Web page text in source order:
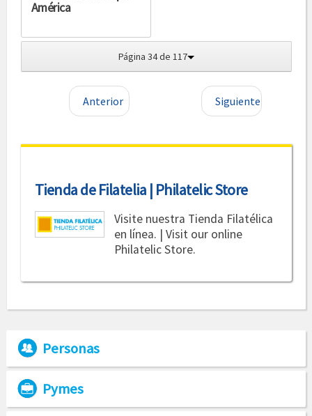
América
Página 34 de 117
Anterior Siguiente
Tienda de Filatelia | Philatelic Store
Visite nuestra Tienda Filatélica
en línea. | Visit our online
Philatelic Store.
Personas
Pymes